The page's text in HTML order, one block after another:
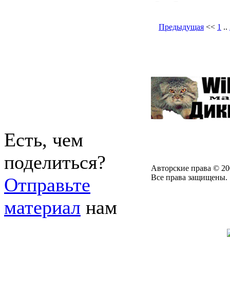
Предыдущая << 1 ..
Есть, чем
поделиться?
Отправьте
материал нам
Авторские права ©
Все права защищены.